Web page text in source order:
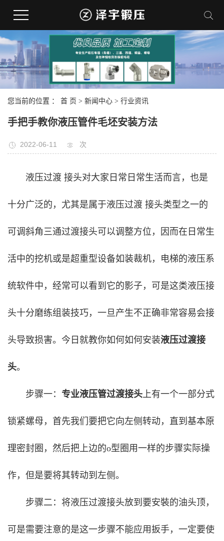
您当前的位置 ： 首 页 > 新闻中心 > 行业资讯
手把手教你液压管件毛坯安装方法
2022-06-11 次
液压过渡 接头对大家日常日常生活而言，也是
十分广泛的，尤其是属于液压过渡 接头类型之一的
可调斜角三通过渡接头可以调整方位，因而在日常生
活中的挖机或是超重型设备如装裁机，电梯的液压系
统软件中，经常可以看到它的影子，可是这类液压接
头十分磨练组装技巧，一旦产生不正确非常容易会接
头导致损害。今日就教你如何如何安装液压过渡接
头。
步骤一： 专业液压管过渡接头 上有一个一部分式
锁紧螺母，首先我们要把它向左侧转动，直到基本原
理密封圈，然后把上边的o型圈用一样的步骤实际操
作，但是要将其转动到左侧。
步骤二： 将液压过渡接头放到要安裝的油头顶，
可是需要注意的是这一步骤不能应用扳手，一定要使